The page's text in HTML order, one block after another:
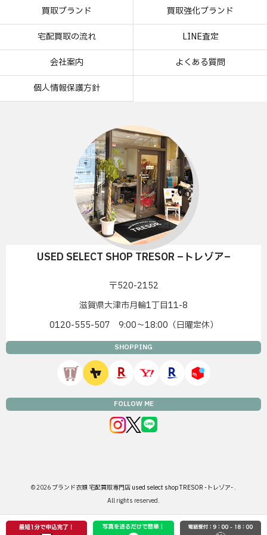
買取ブランド 買取強化ブランド
宅配買取の流れ LINE査定
会社案内 よくある質問
個人情報保護方針
USED SELECT SHOP TRESOR –トレゾア–
〒520-2152
滋賀県大津市月輪1丁目11-8
0120-555-507 9:00〜18:00（日曜定休）
SHOPPING
FOLLOW ME
© 2026 ブランド衣類 宅配買取専門店 used select shop TRESOR -トレゾア- .
All rights reserved.